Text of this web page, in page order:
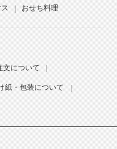
ス おせち料理
文について
紙・包装について